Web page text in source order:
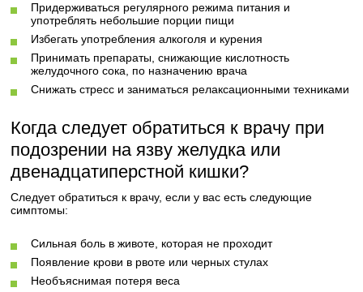
Придерживаться регулярного режима питания и
употреблять небольшие порции пищи
Избегать употребления алкоголя и курения
Принимать препараты, снижающие кислотность
желудочного сока, по назначению врача
Снижать стресс и заниматься релаксационными техниками
Когда следует обратиться к врачу при
подозрении на язву желудка или
двенадцатиперстной кишки?
Следует обратиться к врачу, если у вас есть следующие
симптомы:
Сильная боль в животе, которая не проходит
Появление крови в рвоте или черных стулах
Необъяснимая потеря веса